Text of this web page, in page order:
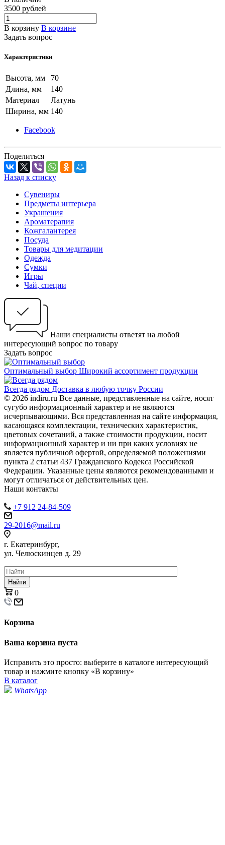
3500 рублей
В корзину В корзине
Задать вопрос
Характеристики
Высота, мм
70
Длина, мм
140
Материал
Латунь
Ширина, мм 140
Facebook
Поделиться
Назад к списку
Сувениры
Предметы интерьера
Украшения
Ароматерапия
Кожгалантерея
Посуда
Товары для медитации
Одежда
Сумки
Игры
Чай, специи
Наши специалисты ответят на любой
интересующий вопрос по товару
Задать вопрос
Оптимальный выбор Широкий ассортимент продукции
Всегда рядом Доставка в любую точку России
© 2026 indiru.ru Все данные, представленные на сайте, носят
сугубо информационный характер и не являются
исчерпывающими. Вся представленная на сайте информация,
касающаяся комплектации, технических характеристик,
цветовых сочетаний, а также стоимости продукции, носит
информационный характер и ни при каких условиях не
является публичной офертой, определяемой положениями
пункта 2 статьи 437 Гражданского Кодекса Российской
Федерации. Указанные цены являются рекомендованными и
могут отличаться от действительных цен.
Наши контакты
+7 912 24-84-509
29-2016@mail.ru
г. Екатеринбург,
ул. Челюскинцев д. 29
Найти
0
Корзина
Ваша корзина пуста
Исправить это просто: выберите в каталоге интересующий
товар и нажмите кнопку «В корзину»
В каталог
WhatsApp